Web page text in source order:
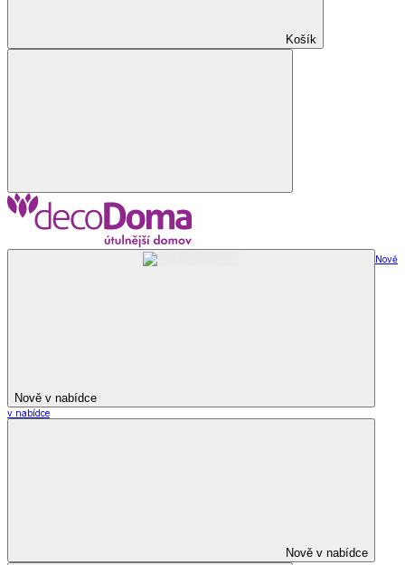
Košík
Nově v nabídce
Nově
v nabídce
Nově v nabídce